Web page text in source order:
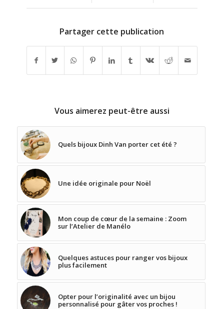
Partager cette publication
Vous aimerez peut-être aussi
Quels bijoux Dinh Van porter cet été ?
Une idée originale pour Noël
Mon coup de cœur de la semaine : Zoom
sur l’Atelier de Manélo
Quelques astuces pour ranger vos bijoux
plus facilement
Opter pour l’originalité avec un bijou
personnalisé pour gâter vos proches !